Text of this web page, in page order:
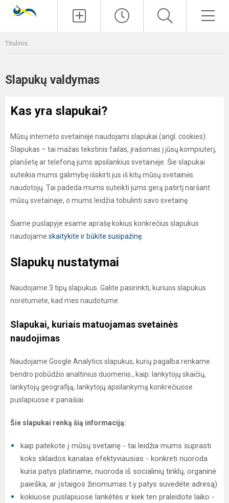
Titulinis
Slapukų valdymas
Kas yra slapukai?
Mūsų interneto svetainėje naudojami slapukai (angl. cookies).
Slapukas – tai mažas tekstinis failas, įrašomas į jūsų kompiuterį,
planšetę ar telefoną jums apsilankius svetainėje. Šie slapukai
suteikia mums galimybę išskirti jus iš kitų mūsų svetainės
naudotojų. Tai padeda mums suteikti jums gerą patirtį naršant
mūsų svetainėje, o mums leidžia tobulinti savo svetainę.
Šiame puslapyje esame aprašę kokius konkrečius slapukus
naudojame skaitykite ir būkite susipažinę
Slapukų nustatymai
Naudojame 3 tipų slapukus. Galite pasirinkti, kuriuos slapukus
norėtumėte, kad mes naudotume.
Slapukai, kuriais matuojamas svetainės
naudojimas
Naudojame Google Analytics slapukus, kurių pagalba renkame
bendro pobūdžio analtinius duomenis., kaip: lankytojų skaičių,
lankytojų geografiją, lankytojų apsilankymą konkrečiuose
puslapiuose ir panašiai.
Šie slapukai renką šią informaciją:
kaip patekote į mūsų svetainę - tai leidžia mums suprasti
koks sklaidos kanalas efektyviausias - konkreti nuoroda
kuria patys platiname, nuoroda iš socialinių tinklų, organinė
paieška, ar įstaigos žinomumas t.y patys suvedėte adresą)
kokiuose puslapiuose lankėtės ir kiek ten praleidote laiko -